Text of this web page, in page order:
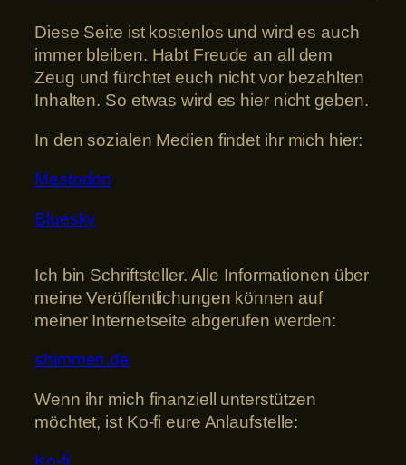
Diese Seite ist kostenlos und wird es auch
immer bleiben. Habt Freude an all dem
Zeug und fürchtet euch nicht vor bezahlten
Inhalten. So etwas wird es hier nicht geben.
In den sozialen Medien findet ihr mich hier:
Mastodon
Bluesky
Ich bin Schriftsteller. Alle Informationen über
meine Veröffentlichungen können auf
meiner Internetseite abgerufen werden:
shimmen.de
Wenn ihr mich finanziell unterstützen
möchtet, ist Ko-fi eure Anlaufstelle: